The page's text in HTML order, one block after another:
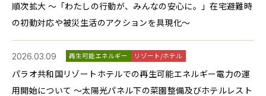
順次拡大 〜「わたしの行動が、みんなの安心に。」在宅避難時
の初動対応や被災生活のアクションを具現化〜
2026.03.09 再生可能エネルギー リゾート/ホテル
パラオ共和国リゾートホテルでの再生可能エネルギー電力の運
用開始について ～太陽光パネル下の菜園整備及びホテルレスト